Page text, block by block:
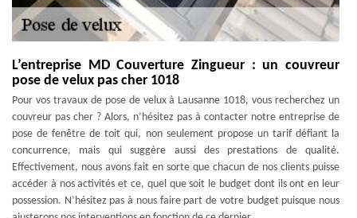
L’entreprise MD Couverture Zingueur : un couvreur
pose de velux pas cher 1018
Pour vos travaux de pose de velux à Lausanne 1018, vous recherchez un
couvreur pas cher ? Alors, n’hésitez pas à contacter notre entreprise de
pose de fenêtre de toit qui, non seulement propose un tarif défiant la
concurrence, mais qui suggère aussi des prestations de qualité.
Effectivement, nous avons fait en sorte que chacun de nos clients puisse
accéder à nos activités et ce, quel que soit le budget dont ils ont en leur
possession. N’hésitez pas à nous faire part de votre budget puisque nous